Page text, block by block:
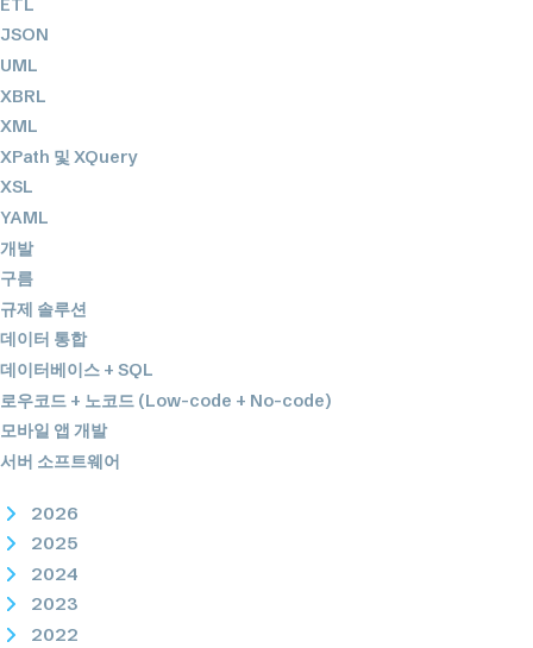
ETL
JSON
UML
XBRL
XML
XPath 및 XQuery
XSL
YAML
개발
구름
규제 솔루션
데이터 통합
데이터베이스 + SQL
로우코드 + 노코드 (Low-code + No-code)
모바일 앱 개발
서버 소프트웨어
2026
2025
2024
2023
2022